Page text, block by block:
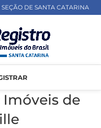
DE SANTA CATARINA
Imóveis de